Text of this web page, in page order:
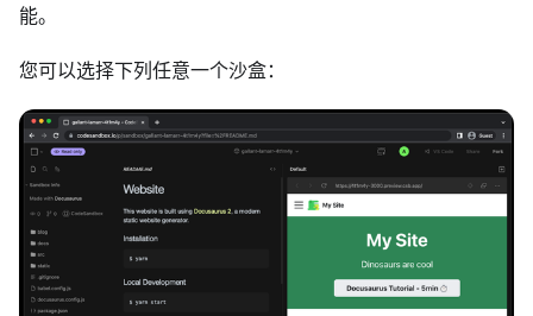
能。
您可以选择下列任意一个沙盒：